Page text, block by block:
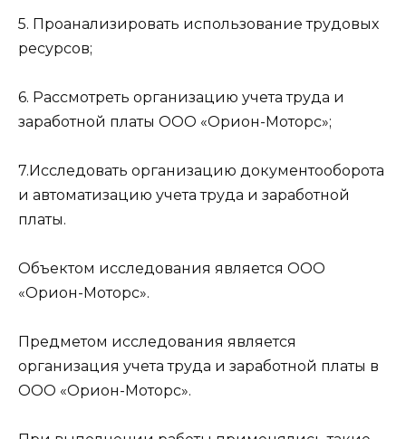
5. Проанализировать использование трудовых
ресурсов;
6. Рассмотреть организацию учета труда и
заработной платы ООО «Орион-Моторс»;
7.Исследовать организацию документооборота
и автоматизацию учета труда и заработной
платы.
Объектом исследования является ООО
«Орион-Моторс».
Предметом исследования является
организация учета труда и заработной платы в
ООО «Орион-Моторс».